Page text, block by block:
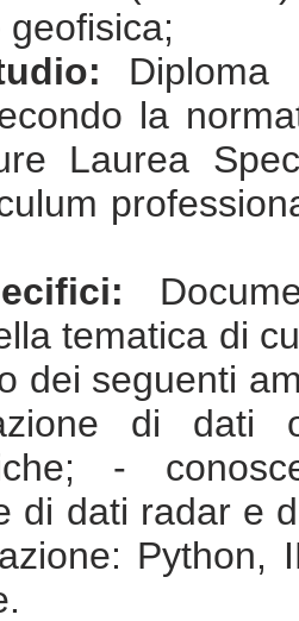
Diploma
la
Laurea
tematica di
dei seguenti
di dati
-
di dati radar e
Python,